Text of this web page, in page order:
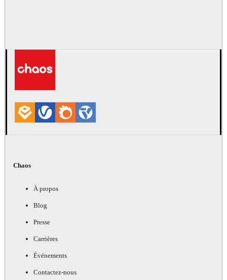
Chaos
À propos
Blog
Presse
Carrières
Événements
Contactez-nous